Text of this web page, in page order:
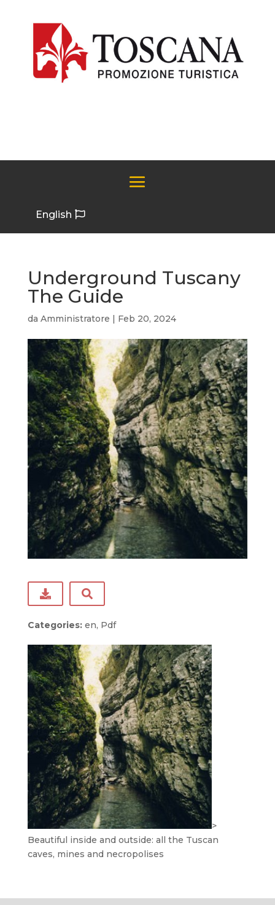
English
Underground Tuscany
The Guide
da Amministratore | Feb 20, 2024
Beautiful inside and outside: all the Tuscan
caves, mines and necropolises
Categories: en, Pdf
>